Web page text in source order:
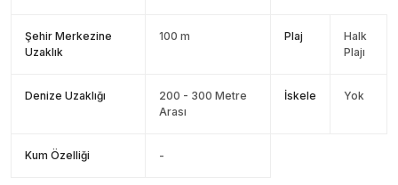
Şehir Merkezine
Uzaklık
100 m Plaj
Halk
Plajı
Denize Uzaklığı
200 - 300 Metre
Arası
İskele Yok
Kum Özelliği -